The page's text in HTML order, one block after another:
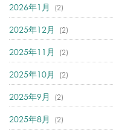
2026年1月 (2)
2025年12月 (2)
2025年11月 (2)
2025年10月 (2)
2025年9月 (2)
2025年8月 (2)